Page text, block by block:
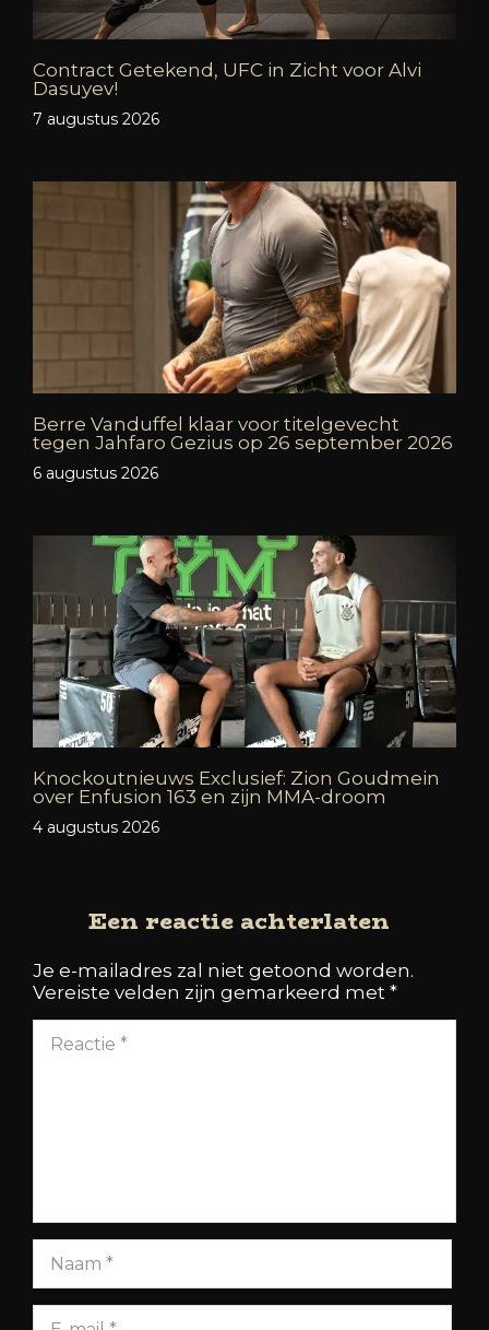
Contract Getekend, UFC in Zicht voor Alvi
Dasuyev!
7 augustus 2026
Berre Vanduffel klaar voor titelgevecht
tegen Jahfaro Gezius op 26 september 2026
6 augustus 2026
Knockoutnieuws Exclusief: Zion Goudmein
over Enfusion 163 en zijn MMA-droom
4 augustus 2026
Een reactie achterlaten
Je e-mailadres zal niet getoond worden.
Vereiste velden zijn gemarkeerd met *